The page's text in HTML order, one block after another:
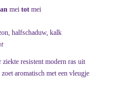
mei tot mei
halfschaduw, kalk
resistent modern ras uit
aromatisch met een vleugje